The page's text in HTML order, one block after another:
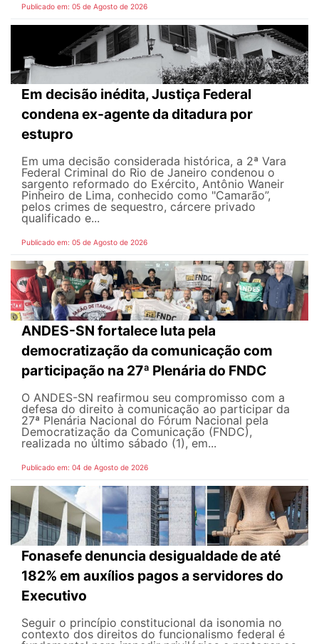
Publicado em: 05 de Agosto de 2026
Em decisão inédita, Justiça Federal
condena ex-agente da ditadura por
estupro
Em uma decisão considerada histórica, a 2ª Vara
Federal Criminal do Rio de Janeiro condenou o
sargento reformado do Exército, Antônio Waneir
Pinheiro de Lima, conhecido como "Camarão”,
pelos crimes de sequestro, cárcere privado
qualificado e...
Publicado em: 05 de Agosto de 2026
ANDES-SN fortalece luta pela
democratização da comunicação com
participação na 27ª Plenária do FNDC
O ANDES-SN reafirmou seu compromisso com a
defesa do direito à comunicação ao participar da
27ª Plenária Nacional do Fórum Nacional pela
Democratização da Comunicação (FNDC),
realizada no último sábado (1), em...
Publicado em: 04 de Agosto de 2026
Fonasefe denuncia desigualdade de até
182% em auxílios pagos a servidores do
Executivo
Seguir o princípio constitucional da isonomia no
contexto dos direitos do funcionalismo federal é